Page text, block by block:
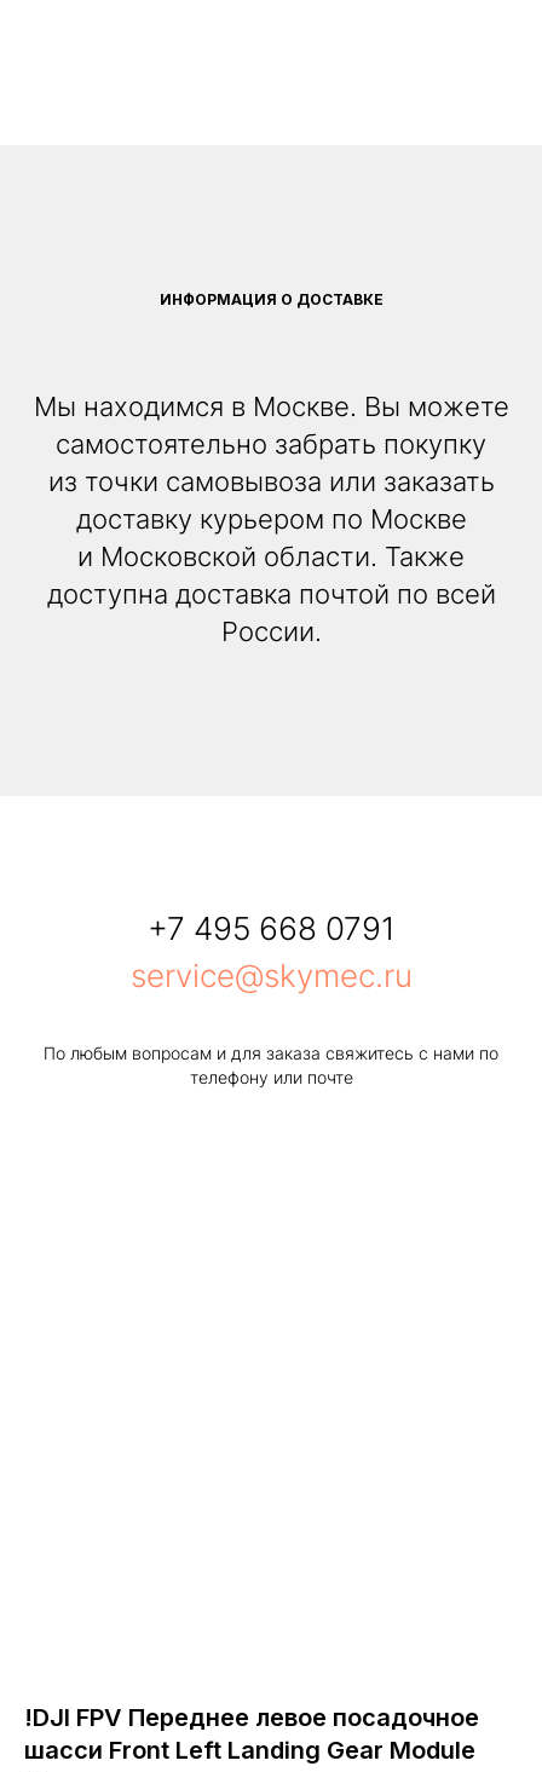
ИНФОРМАЦИЯ О ДОСТАВКЕ
Мы находимся в Москве. Вы можете
самостоятельно забрать покупку
из точки самовывоза или заказать
доставку курьером по Москве
и Московской области. Также
доступна доставка почтой по всей
России.
+7 495 668 0791
service@skymec.ru
По любым вопросам и для заказа свяжитесь с нами по
телефону или почте
!DJI FPV Переднее левое посадочное
шасси Front Left Landing Gear Module